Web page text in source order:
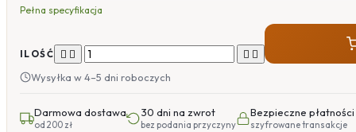
Pełna specyfikacja
ILOŚĆ    
Wysyłka w 4–5 dni roboczych
Darmowa dostawa
od 200 zł
30 dni na zwrot
bez podania przyczyny
Bezpieczne płatności
szyfrowane transakcje